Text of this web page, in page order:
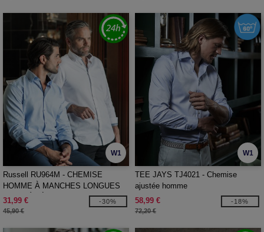
W1
Russell RU964M - CHEMISE
HOMME À MANCHES LONGUES
AJUSTÉE À CONTRASTE
HERRINGBONE
31,99 €
45,90 €
-30%
W1
TEE JAYS TJ4021 - Chemise
ajustée homme
58,99 €
72,20 €
-18%